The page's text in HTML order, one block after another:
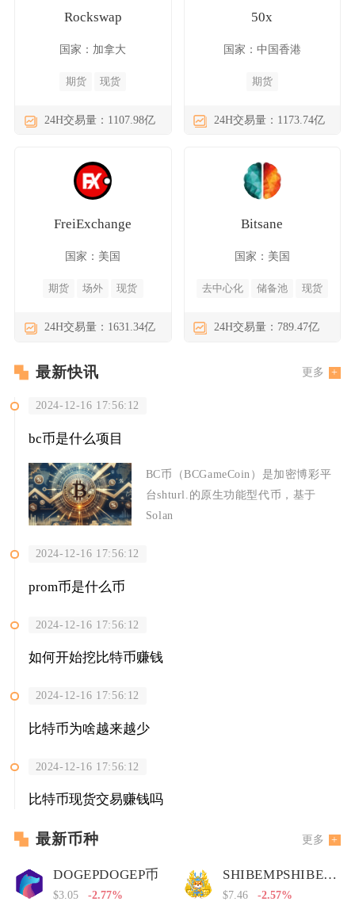
Rockswap
国家：加拿大
期货 现货
24H交易量：1107.98亿
50x
国家：中国香港
期货
24H交易量：1173.74亿
FreiExchange
国家：美国
期货 场外 现货
24H交易量：1631.34亿
Bitsane
国家：美国
去中心化 储备池 现货
24H交易量：789.47亿
最新快讯 更多
2024-12-16 17:56:12
bc币是什么项目
BC币（BCGameCoin）是加密博彩平
台shturl.的原生功能型代币，基于
Solan
2024-12-16 17:56:12
prom币是什么币
2024-12-16 17:56:12
如何开始挖比特币赚钱
2024-12-16 17:56:12
比特币为啥越来越少
2024-12-16 17:56:12
比特币现货交易赚钱吗
最新币种 更多
DOGEPDOGEP币
$3.05 -2.77%
SHIBEMPSHIBEMP币
$7.46 -2.57%